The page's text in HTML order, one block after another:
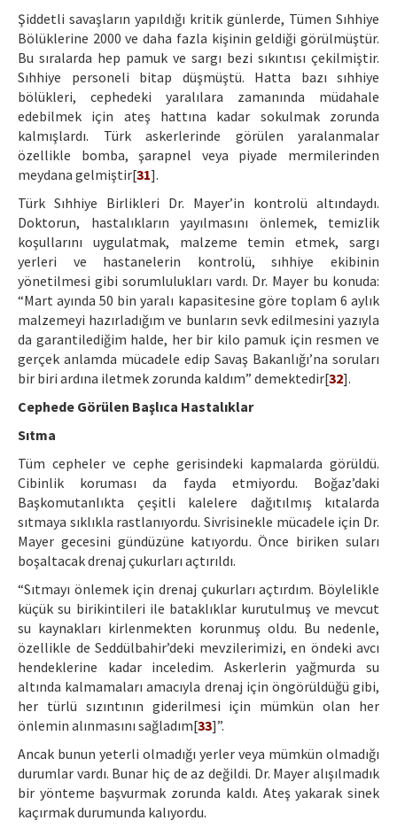
Şiddetli savaşların yapıldığı kritik günlerde, Tümen Sıhhiye
Bölüklerine 2000 ve daha fazla kişinin geldiği görülmüştür.
Bu sıralarda hep pamuk ve sargı bezi sıkıntısı çekilmiştir.
Sıhhiye personeli bitap düşmüştü. Hatta bazı sıhhiye
bölükleri, cephedeki yaralılara zamanında müdahale
edebilmek için ateş hattına kadar sokulmak zorunda
kalmışlardı. Türk askerlerinde görülen yaralanmalar
özellikle bomba, şarapnel veya piyade mermilerinden
meydana gelmiştir[31].
Türk Sıhhiye Birlikleri Dr. Mayer’in kontrolü altındaydı.
Doktorun, hastalıkların yayılmasını önlemek, temizlik
koşullarını uygulatmak, malzeme temin etmek, sargı
yerleri ve hastanelerin kontrolü, sıhhiye ekibinin
yönetilmesi gibi sorumlulukları vardı. Dr. Mayer bu konuda:
“Mart ayında 50 bin yaralı kapasitesine göre toplam 6 aylık
malzemeyi hazırladığım ve bunların sevk edilmesini yazıyla
da garantilediğim halde, her bir kilo pamuk için resmen ve
gerçek anlamda mücadele edip Savaş Bakanlığı’na soruları
bir biri ardına iletmek zorunda kaldım” demektedir[32].
Cephede Görülen Başlıca Hastalıklar
Sıtma
Tüm cepheler ve cephe gerisindeki kapmalarda görüldü.
Cibinlik koruması da fayda etmiyordu. Boğaz’daki
Başkomutanlıkta çeşitli kalelere dağıtılmış kıtalarda
sıtmaya sıklıkla rastlanıyordu. Sivrisinekle mücadele için Dr.
Mayer gecesini gündüzüne katıyordu. Önce biriken suları
boşaltacak drenaj çukurları açtırıldı.
“Sıtmayı önlemek için drenaj çukurları açtırdım. Böylelikle
küçük su birikintileri ile bataklıklar kurutulmuş ve mevcut
su kaynakları kirlenmekten korunmuş oldu. Bu nedenle,
özellikle de Seddülbahir’deki mevzilerimizi, en öndeki avcı
hendeklerine kadar inceledim. Askerlerin yağmurda su
altında kalmamaları amacıyla drenaj için öngörüldüğü gibi,
her türlü sızıntının giderilmesi için mümkün olan her
önlemin alınmasını sağladım[33]”.
Ancak bunun yeterli olmadığı yerler veya mümkün olmadığı
durumlar vardı. Bunar hiç de az değildi. Dr. Mayer alışılmadık
bir yönteme başvurmak zorunda kaldı. Ateş yakarak sinek
kaçırmak durumunda kalıyordu.